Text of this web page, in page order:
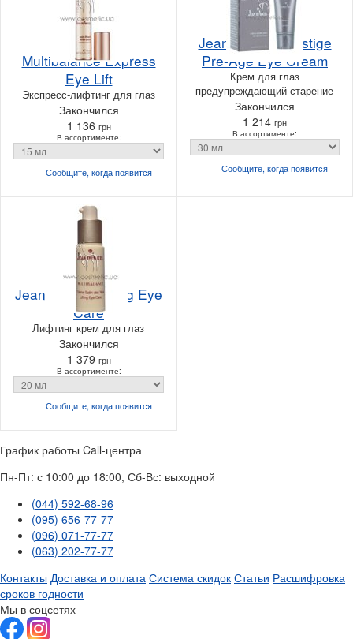
Jean d'Arcel
Multibalance Express
Eye Lift
Экспресс-лифтинг для глаз
Закончился
1 136 грн
В ассортименте:
Сообщите, когдапоявится
Jean d'Arcel Prestige
Pre-Age Eye Cream
Крем для глаз
предупреждающий старение
Закончился
1 214 грн
В ассортименте:
Сообщите, когдапоявится
Jean d'Arcel Lifting Eye
Care
Лифтинг крем для глаз
Закончился
1 379 грн
В ассортименте:
Сообщите, когдапоявится
График работы Call-центра
Пн-Пт: с 10:00 до 18:00, Сб-Вс: выходной
(044) 592-68-96
(095) 656-77-77
(096) 071-77-77
(063) 202-77-77
Контакты Доставка и оплата Система скидок Статьи Расшифровка
сроков годности
Мы в соцсетях